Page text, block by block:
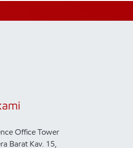
Office Tower
Barat Kav. 15,